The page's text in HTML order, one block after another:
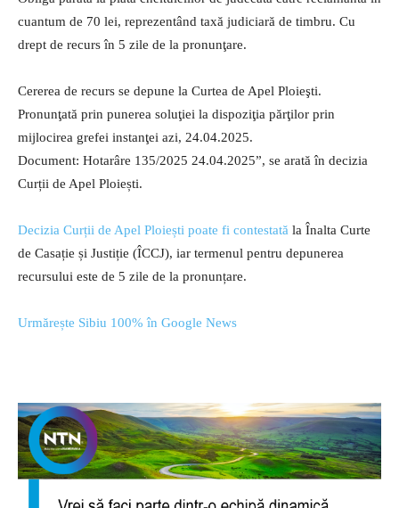
cuantum de 70 lei, reprezentând taxă judiciară de timbru. Cu
drept de recurs în 5 zile de la pronunţare.
Cererea de recurs se depune la Curtea de Apel Ploieşti.
Pronunţată prin punerea soluţiei la dispoziţia părţilor prin
mijlocirea grefei instanţei azi, 24.04.2025.
Document: Hotarâre 135/2025 24.04.2025”, se arată în decizia
Curții de Apel Ploiești.
Decizia Curții de Apel Ploiești poate fi contestată la Înalta Curte
de Casație și Justiție (ÎCCJ), iar termenul pentru depunerea
recursului este de 5 zile de la pronunțare.
Urmărește Sibiu 100% în Google News